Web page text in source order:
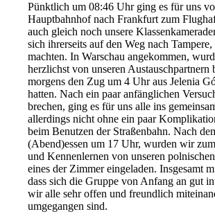
Pünktlich um 08:46 Uhr ging es für uns
Hauptbahnhof nach Frankfurt zum
auch gleich noch unsere
sich ihrerseits auf den Weg nach
machten. In Warschau angekommen,
herzlichst von unseren Austauschpartnern
morgens den Zug um 4 Uhr aus Jelenia
hatten. Nach ein paar anfänglichen
brechen, ging es für uns alle ins
allerdings nicht ohne ein paar
beim Benutzen der Straßenbahn. Nach
(Abend)essen um 17 Uhr, wurden wir
und Kennenlernen von unseren
eines der Zimmer eingeladen. Insgesamt
dass sich die Gruppe von Anfang an gut
wir alle sehr offen und freundlich
umgegangen sind.